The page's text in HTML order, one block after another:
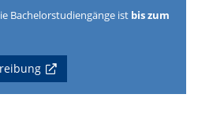
Bachelorstudiengänge ist bis zum